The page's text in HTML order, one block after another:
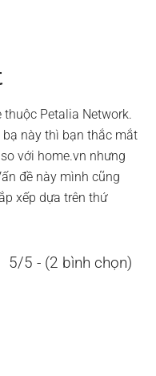
Petalia Network.
này thì bạn thắc mắt
với home.vn nhưng
đề này mình cũng
xếp dựa trên thứ
5/5 - (2 bình chọn)